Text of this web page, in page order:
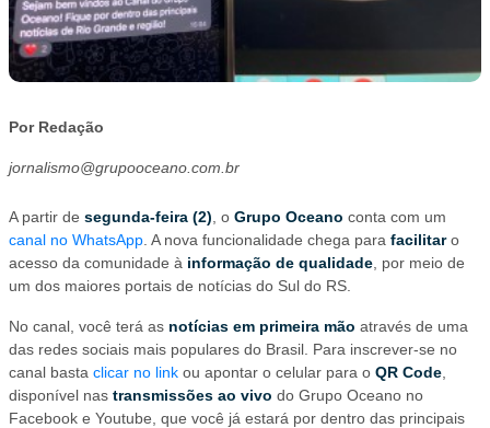
Por Redação
jornalismo@grupooceano.com.br
A partir de segunda-feira (2) , o Grupo Oceano conta com um
canal no WhatsApp . A nova funcionalidade chega para facilitar o
acesso da comunidade à informação de qualidade , por meio de
um dos maiores portais de notícias do Sul do RS.
No canal, você terá as notícias em primeira mão através de uma
das redes sociais mais populares do Brasil. Para inscrever-se no
canal basta clicar no link ou apontar o celular para o QR Code
disponível nas transmissões ao vivo do Grupo Oceano no
Facebook e Youtube, que você já estará por dentro das principais